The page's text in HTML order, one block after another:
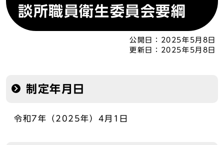
談所職員衛生委員会要綱
公開日：
2025年5月8日
更新日：
2025年5月8日
制定年月日
令和7年（2025年）4月1日